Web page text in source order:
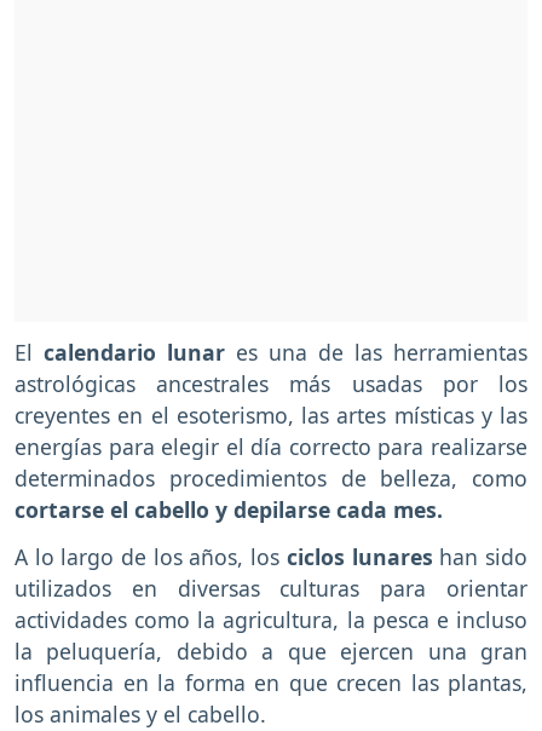
El calendario lunar es una de las herramientas
astrológicas ancestrales más usadas por los
creyentes en el esoterismo, las artes místicas y las
energías para elegir el día correcto para realizarse
determinados procedimientos de belleza, como
cortarse el cabello y depilarse cada mes.
A lo largo de los años, los ciclos lunares han sido
utilizados en diversas culturas para orientar
actividades como la agricultura, la pesca e incluso
la peluquería, debido a que ejercen una gran
influencia en la forma en que crecen las plantas,
los animales y el cabello.